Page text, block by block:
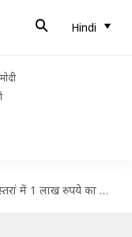
Hindi
का खाना खाया, बच्चा छोड़कर फरार हुए